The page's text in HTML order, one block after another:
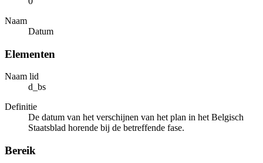
Naam
Datum
Elementen
Naam lid
d_bs
Definitie
De datum van het verschijnen van het plan in het Belgisch
Staatsblad horende bij de betreffende fase.
Bereik